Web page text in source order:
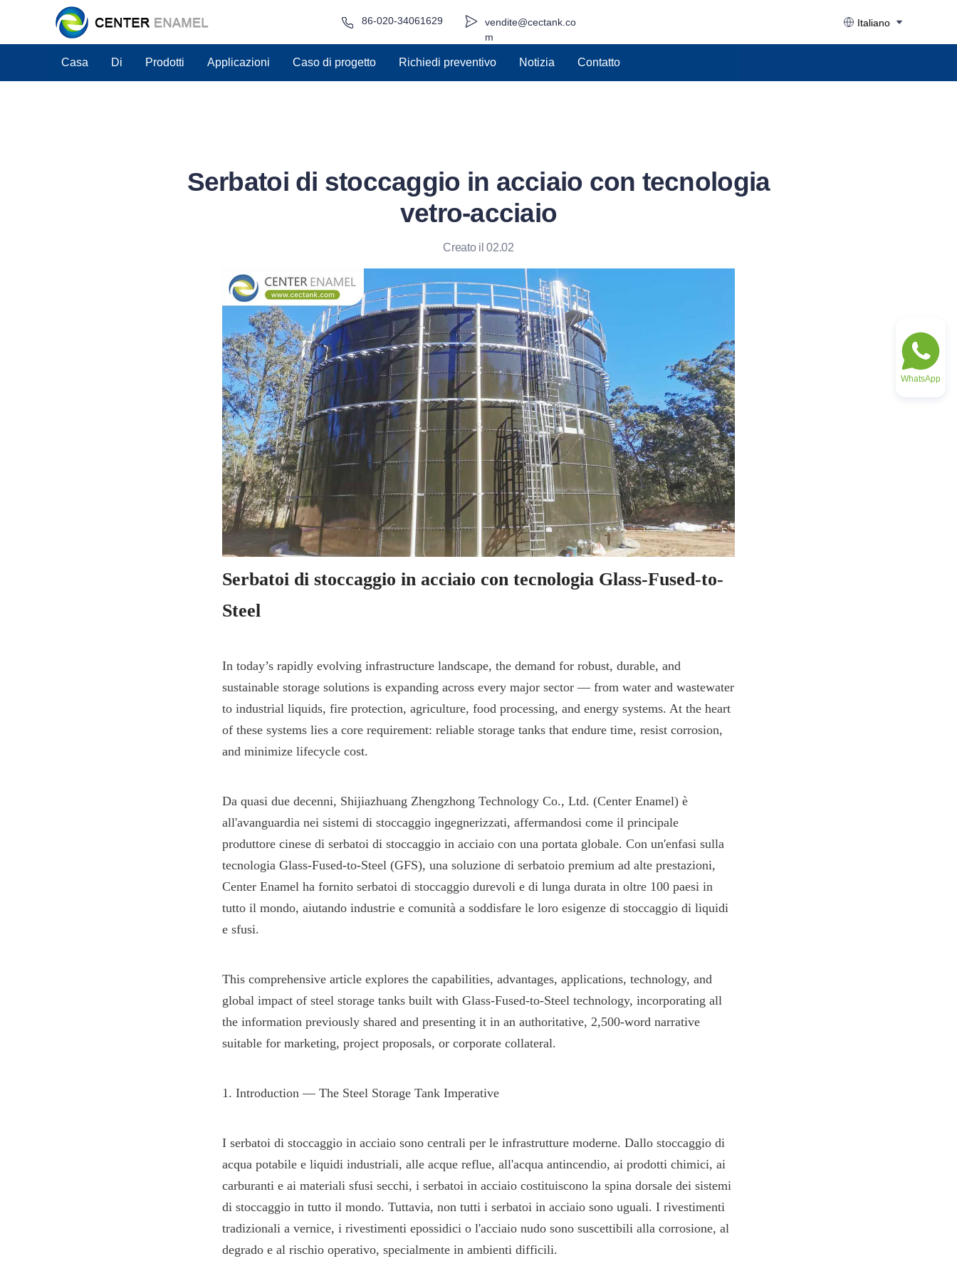
vendite@cectank.co
m
86-020-34061629 Italiano
Casa Di Prodotti Applicazioni Caso di progetto Richiedi preventivo Notizia Contatto
Serbatoi di stoccaggio in acciaio con tecnologia
vetro-acciaio
Creato il 02.02
Serbatoi di stoccaggio in acciaio con tecnologia Glass-Fused-to-
Steel
In today’s rapidly evolving infrastructure landscape, the demand for robust, durable, and
sustainable storage solutions is expanding across every major sector — from water and wastewater
to industrial liquids, fire protection, agriculture, food processing, and energy systems. At the heart
of these systems lies a core requirement: reliable storage tanks that endure time, resist corrosion,
and minimize lifecycle cost.
Da quasi due decenni, Shijiazhuang Zhengzhong Technology Co., Ltd. (Center Enamel) è
all'avanguardia nei sistemi di stoccaggio ingegnerizzati, affermandosi come il principale
produttore cinese di serbatoi di stoccaggio in acciaio con una portata globale. Con un'enfasi sulla
tecnologia Glass-Fused-to-Steel (GFS), una soluzione di serbatoio premium ad alte prestazioni,
Center Enamel ha fornito serbatoi di stoccaggio durevoli e di lunga durata in oltre 100 paesi in
tutto il mondo, aiutando industrie e comunità a soddisfare le loro esigenze di stoccaggio di liquidi
e sfusi.
This comprehensive article explores the capabilities, advantages, applications, technology, and
global impact of steel storage tanks built with Glass-Fused-to-Steel technology, incorporating all
the information previously shared and presenting it in an authoritative, 2,500-word narrative
suitable for marketing, project proposals, or corporate collateral.
1. Introduction — The Steel Storage Tank Imperative
I serbatoi di stoccaggio in acciaio sono centrali per le infrastrutture moderne. Dallo stoccaggio di
acqua potabile e liquidi industriali, alle acque reflue, all'acqua antincendio, ai prodotti chimici, ai
carburanti e ai materiali sfusi secchi, i serbatoi in acciaio costituiscono la spina dorsale dei sistemi
di stoccaggio in tutto il mondo. Tuttavia, non tutti i serbatoi in acciaio sono uguali. I rivestimenti
tradizionali a vernice, i rivestimenti epossidici o l'acciaio nudo sono suscettibili alla corrosione, al
degrado e al rischio operativo, specialmente in ambienti difficili.
WhatsApp